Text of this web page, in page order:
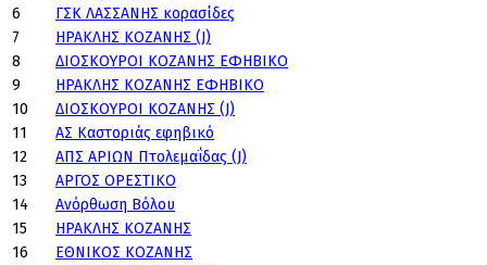
6
ΓΣΚ ΛΑΣΣΑΝΗΣ κορασίδες
7
ΗΡΑΚΛΗΣ ΚΟΖΑΝΗΣ (J)
8
ΔΙΟΣΚΟΥΡΟΙ ΚΟΖΑΝΗΣ ΕΦΗΒΙΚΟ
9
ΗΡΑΚΛΗΣ ΚΟΖΑΝΗΣ ΕΦΗΒΙΚΟ
10
ΔΙΟΣΚΟΥΡΟΙ ΚΟΖΑΝΗΣ (J)
11
ΑΣ Καστοριάς εφηβικό
12
ΑΠΣ ΑΡΙΩΝ Πτολεμαΐδας (J)
13
ΑΡΓΟΣ ΟΡΕΣΤΙΚΟ
14
Ανόρθωση Βόλου
15
ΗΡΑΚΛΗΣ ΚΟΖΑΝΗΣ
16
ΕΘΝΙΚΟΣ ΚΟΖΑΝΗΣ